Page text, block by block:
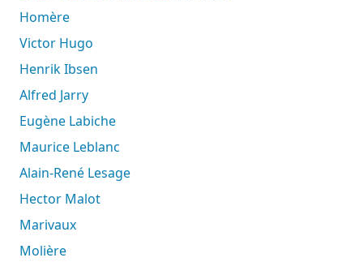
Homère
Victor Hugo
Henrik Ibsen
Alfred Jarry
Eugène Labiche
Maurice Leblanc
Alain-René Lesage
Hector Malot
Marivaux
Molière